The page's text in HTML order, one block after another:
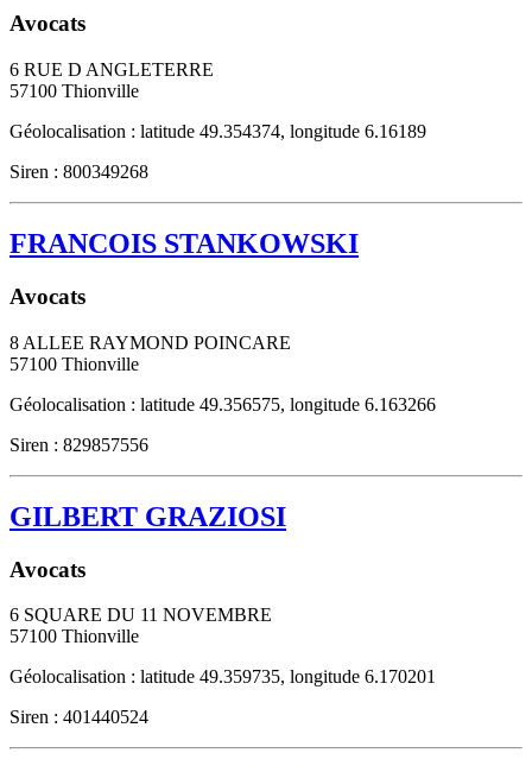
Avocats
6 RUE D ANGLETERRE
57100 Thionville
Géolocalisation : latitude 49.354374, longitude 6.16189
Siren : 800349268
FRANCOIS STANKOWSKI
Avocats
8 ALLEE RAYMOND POINCARE
57100 Thionville
Géolocalisation : latitude 49.356575, longitude 6.163266
Siren : 829857556
GILBERT GRAZIOSI
Avocats
6 SQUARE DU 11 NOVEMBRE
57100 Thionville
Géolocalisation : latitude 49.359735, longitude 6.170201
Siren : 401440524